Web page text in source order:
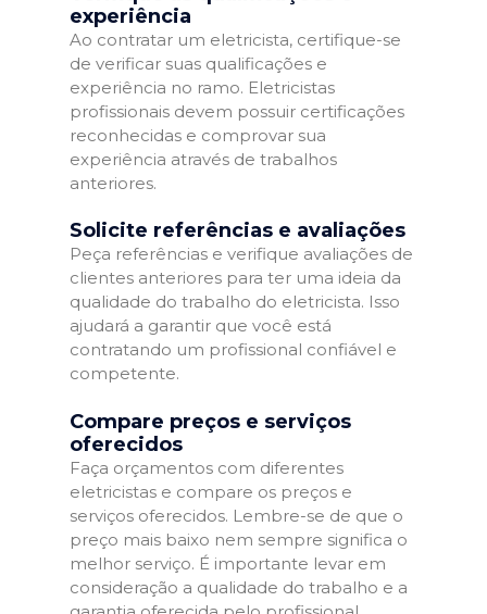
experiência
Ao contratar um eletricista, certifique-se
de verificar suas qualificações e
experiência no ramo. Eletricistas
profissionais devem possuir certificações
reconhecidas e comprovar sua
experiência através de trabalhos
anteriores.
Solicite referências e avaliações
Peça referências e verifique avaliações de
clientes anteriores para ter uma ideia da
qualidade do trabalho do eletricista. Isso
ajudará a garantir que você está
contratando um profissional confiável e
competente.
Compare preços e serviços
oferecidos
Faça orçamentos com diferentes
eletricistas e compare os preços e
serviços oferecidos. Lembre-se de que o
preço mais baixo nem sempre significa o
melhor serviço. É importante levar em
consideração a qualidade do trabalho e a